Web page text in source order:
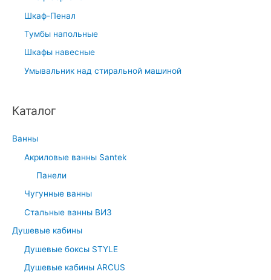
Шкаф-Пенал
Тумбы напольные
Шкафы навесные
Умывальник над стиральной машиной
Каталог
Ванны
Акриловые ванны Santek
Панели
Чугунные ванны
Стальные ванны ВИЗ
Душевые кабины
Душевые боксы STYLE
Душевые кабины ARCUS